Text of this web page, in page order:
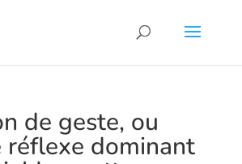
de geste, ou
réflexe dominant